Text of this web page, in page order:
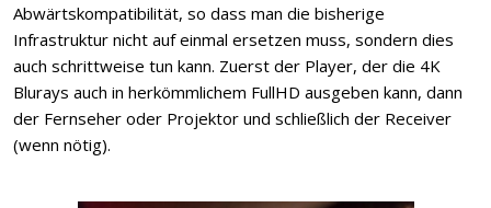
Abwärtskompatibilität, so dass man die bisherige
Infrastruktur nicht auf einmal ersetzen muss, sondern dies
auch schrittweise tun kann. Zuerst der Player, der die 4K
Blurays auch in herkömmlichem FullHD ausgeben kann, dann
der Fernseher oder Projektor und schließlich der Receiver
(wenn nötig).